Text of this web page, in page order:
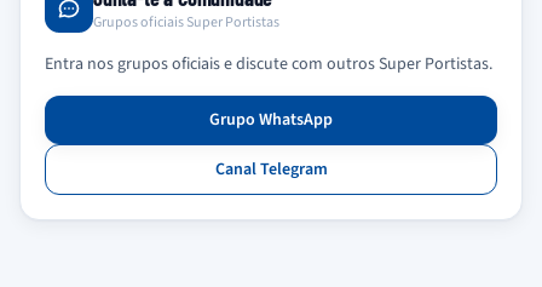
Grupos oficiais Super Portistas
Entra nos grupos oficiais e discute com outros Super Portistas.
Grupo WhatsApp
Canal Telegram